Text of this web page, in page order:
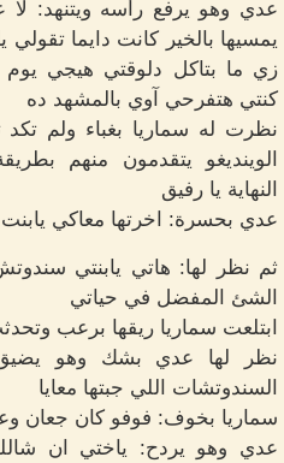
عدي وهو يرفع رأسه ويتنهد: لا
يمسيها بالخير كانت دايما
زي ما بتاكل دلوقتي هيجي يوم
كنتي هتفرحي آوي بالمشهد ده
نظرت له سماريا بغباء ولم
الوينديغو يتقدمون منهم
النهاية يا رفيق
عدي بحسرة: اخرتها معاكي يابنت
ثم نظر لها: هاتي يابنتي
الشئ المفضل في حياتي
ابتلعت سماريا ريقها برعب
نظر لها عدي بشك وهو
السندوتشات اللي جبتها معايا
سماريا بخوف: فوفو كان جعان
عدي وهو يردح: ياختي ان